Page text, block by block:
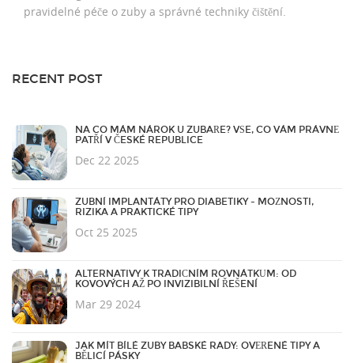
pravidelné péče o zuby a správné techniky čištění.
RECENT POST
NA CO MÁM NÁROK U ZUBAŘE? VŠE, CO VÁM PRÁVNĚ
PATŘÍ V ČESKÉ REPUBLICE
Dec 22 2025
ZUBNÍ IMPLANTÁTY PRO DIABETIKY - MOŽNOSTI,
RIZIKA A PRAKTICKÉ TIPY
Oct 25 2025
ALTERNATIVY K TRADIČNÍM ROVNÁTKŮM: OD
KOVOVÝCH AŽ PO INVIZIBILNÍ ŘEŠENÍ
Mar 29 2024
JAK MÍT BÍLÉ ZUBY BABSKÉ RADY: OVĚŘENÉ TIPY A
BĚLICÍ PÁSKY